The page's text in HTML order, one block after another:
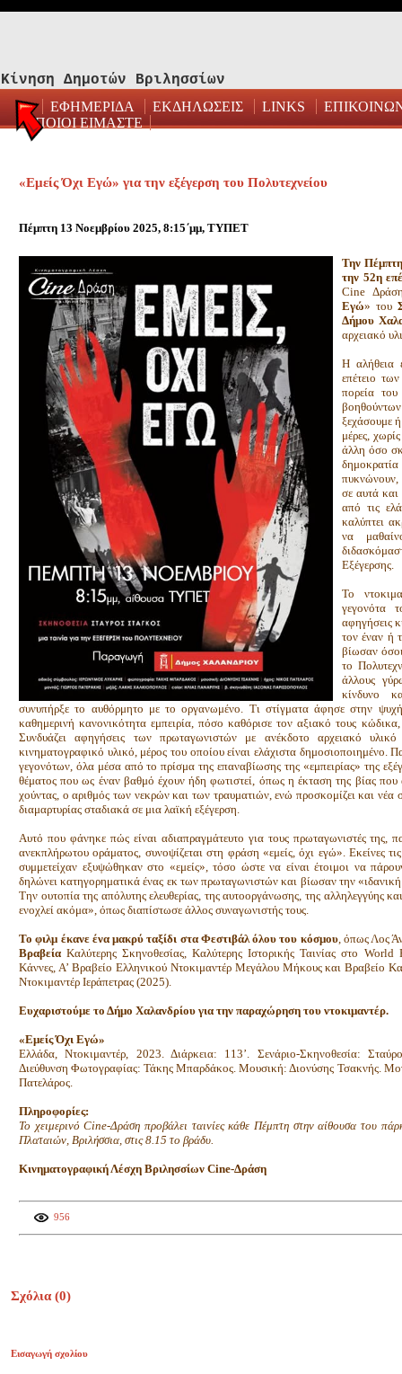
Κίνηση Δημοτών Βριλησσίων
ΕΦΗΜΕΡΙΔΑ ΕΚΔΗΛΩΣΕΙΣ LINKS
ΠΟΙΟΙ ΕΙΜΑΣΤΕ
«Εμείς Όχι Εγώ» για την εξέγερση του Πολυτεχνείου
Πέμπτη 13 Νοεμβρίου 2025, 8:15΄μμ, ΤΥΠΕΤ
Την
την 52η
Cine
Εγώ» του
Δήμου
αρχειακό
Η αλήθεια
επέτειο
πορεία
ξεχάσουμε ή
μέρες,
άλλη όσο
πυκνώνουν,
σε αυτά
από τις
καλύπτει
να
Εξέγερσης.
Το
γεγονότα
αφηγήσεις
τον έναν ή
βίωσαν
το
άλλους
κίνδυνο
συνυπήρξε το αυθόρμητο με το οργανωμένο. Τι στίγματα άφησε στην
καθημερινή κανονικότητα εμπειρία, πόσο καθόρισε τον αξιακό τους
Συνδυάζει αφηγήσεις των πρωταγωνιστών με ανέκδοτο αρχειακό
κινηματογραφικό υλικό, μέρος του οποίου είναι ελάχιστα δημοσιοποιημένο.
γεγονότων, όλα μέσα από το πρίσμα της επαναβίωσης της «εμπειρίας» της
θέματος που ως έναν βαθμό έχουν ήδη φωτιστεί, όπως η έκταση της βίας που
χούντας, ο αριθμός των νεκρών και των τραυματιών, ενώ προσκομίζει και νέα
διαμαρτυρίας σταδιακά σε μια λαϊκή εξέγερση.
Αυτό που φάνηκε πώς είναι αδιαπραγμάτευτο για τους πρωταγωνιστές της,
ανεκπλήρωτου οράματος, συνοψίζεται στη φράση «εμείς, όχι εγώ». Εκείνες
συμμετείχαν εξυψώθηκαν στο «εμείς», τόσο ώστε να είναι έτοιμοι να
δηλώνει κατηγορηματικά ένας εκ των πρωταγωνιστών και βίωσαν την
Την ουτοπία της απόλυτης ελευθερίας, της αυτοοργάνωσης, της αλληλεγγύης
ενοχλεί ακόμα», όπως διαπίστωσε άλλος συναγωνιστής τους.
Το φιλμ έκανε ένα μακρύ ταξίδι στα Φεστιβάλ όλου του κόσμου, όπως Λος
ΒραβείαΚαλύτερης Σκηνοθεσίας, Καλύτερης Ιστορικής Ταινίας στο
Κάννες, Α’ Βραβείο Ελληνικού Ντοκιμαντέρ Μεγάλου Μήκους και Βραβείο
Ντοκιμαντέρ Ιεράπετρας (2025).
Ευχαριστούμε το Δήμο Χαλανδρίου για την παραχώρηση του ντοκιμαντέρ.
«Εμείς Όχι Εγώ»
Ελλάδα, Ντοκιμαντέρ, 2023. Διάρκεια: 113’. Σενάριο-Σκηνοθεσία:
Διεύθυνση Φωτογραφίας: Τάκης Μπαρδάκος. Μουσική: Διονύσης Τσακνής.
Πατελάρος.
Πληροφορίες:
Το χειμερινό Cine-Δράση προβάλει ταινίες κάθε Πέμπτη στην αίθουσα του
Πλαταιών, Βριλήσσια, στις 8.15 το βράδυ.
Κινηματογραφική Λέσχη Βριλησσίων Cine-Δράση
956
Σχόλια (0)
Εισαγωγή σχολίου